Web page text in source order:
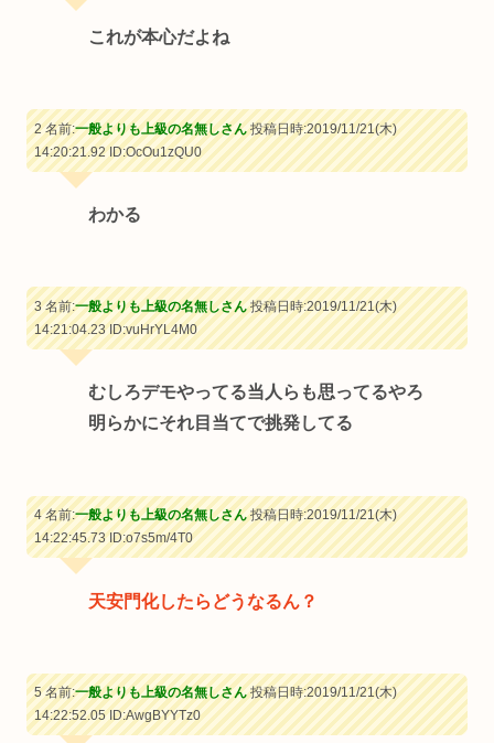
これが本心だよね
2 名前:一般よりも上級の名無しさん投稿日時:2019/11/21(木)
14:20:21.92ID:OcOu1zQU0
わかる
3 名前:一般よりも上級の名無しさん投稿日時:2019/11/21(木)
14:21:04.23ID:vuHrYL4M0
むしろデモやってる当人らも思ってるやろ
明らかにそれ目当てで挑発してる
4 名前:一般よりも上級の名無しさん投稿日時:2019/11/21(木)
14:22:45.73ID:o7s5m/4T0
天安門化したらどうなるん？
5 名前:一般よりも上級の名無しさん投稿日時:2019/11/21(木)
14:22:52.05ID:AwgBYYTz0